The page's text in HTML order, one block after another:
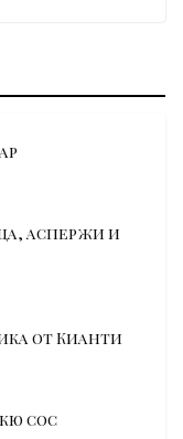
аспержи и
от Кианти
сос